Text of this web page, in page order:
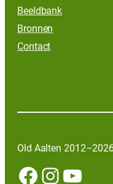
Beeldbank
Bronnen
Contact
Old Aalten
Facebook InstagramYouTube